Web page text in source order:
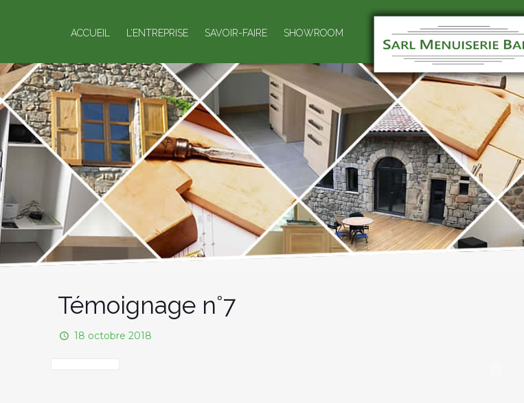
ACCUEIL L’ENTREPRISE SAVOIR-FAIRE SHOWROOM
Témoignage n°7
18 octobre 2018